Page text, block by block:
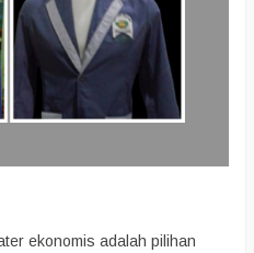
ekonomis adalah pilihan